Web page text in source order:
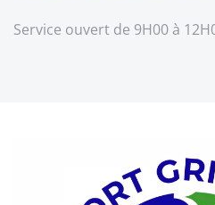
Service ouvert de 9H00 à